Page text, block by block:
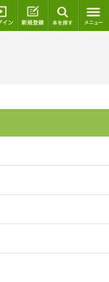
ログイン 新規登録